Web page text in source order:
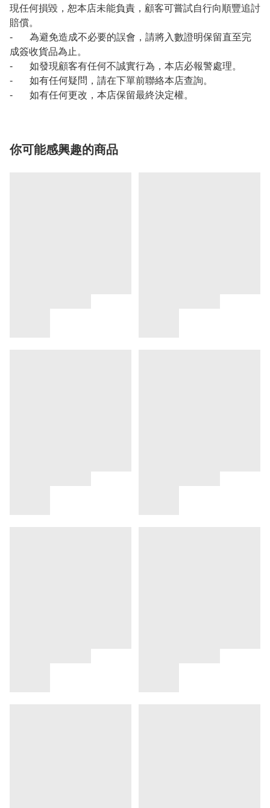
現任何損毀，恕本店未能負責，顧客可嘗試自行向順豐追討
賠償。
- 為避免造成不必要的誤會，請將入數證明保留直至完
成簽收貨品為止。
- 如發現顧客有任何不誠實行為，本店必報警處理。
- 如有任何疑問，請在下單前聯絡本店查詢。
- 如有任何更改，本店保留最終決定權。
你可能感興趣的商品